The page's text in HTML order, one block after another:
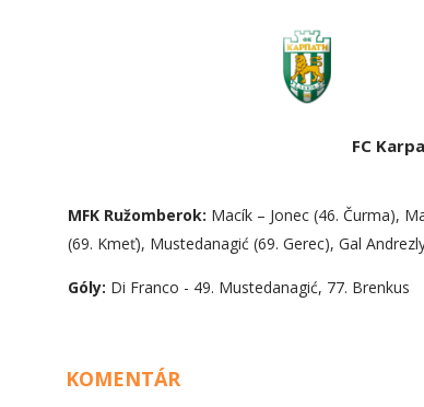
FC
MFK Ružomberok: Macík – Jonec (46. Čurma),
(69. Kmeť), Mustedanagić (69. Gerec), Gal
Góly: Di Franco - 49. Mustedanagić, 77. Brenkus
KOMENTÁR